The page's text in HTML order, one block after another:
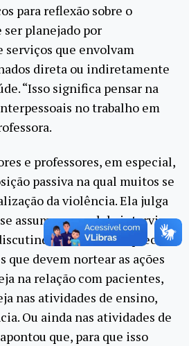
para reflexão sobre o
ser planejado por
serviços que envolvam
direta ou indiretamente
“Isso significa pensar na
no trabalho em
e professores, em especial,
passiva na qual muitos se
da violência. Ela julga
assuma o papel de intervir
o assunto. “É preciso
que devem nortear as ações
na relação com pacientes,
nas atividades de ensino,
Ou ainda nas atividades de
que, para que isso